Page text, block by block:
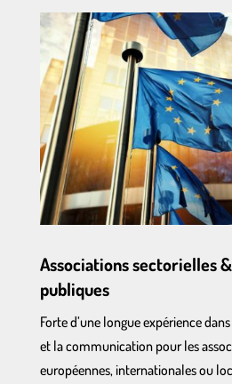
Associations sectorielles
publiques
Forte d’une longue expérience
et la communication pour les
européennes, internationales ou